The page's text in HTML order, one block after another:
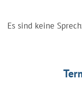
Es sind keine